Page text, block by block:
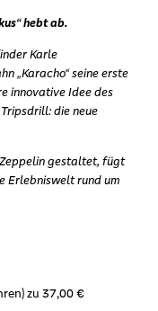
hebt ab.
Karle
„Karacho“ seine erste
innovative Idee des
die neue
gestaltet, fügt
Erlebniswelt rund um
zu 37,00 €